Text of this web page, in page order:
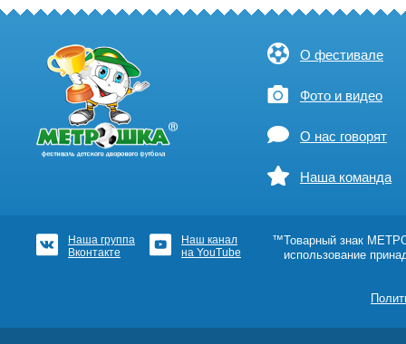
О фестивале
Фото и видео
О нас говорят
Наша команда
Наша группа
Вконтакте
Наш канал
на YouTube
™Товарный знак
использование